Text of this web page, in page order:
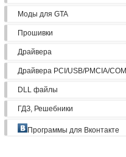
Моды для GTA
Прошивки
Драйвера
Драйвера PCI/USB/PMCIA/COM
DLL файлы
ГДЗ, Решебники
Программы для Вконтакте